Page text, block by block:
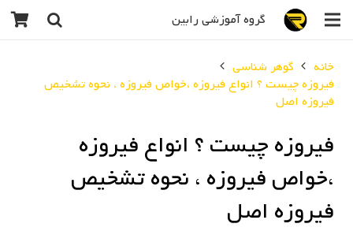
گروه آموزشی رابین
خانه
گوهر شناسی
فیروزه چیست ؟ انواع فیروزه ،خواص فیروزه ، نحوه تشخیص
فیروزه اصل
فیروزه چیست ؟ انواع فیروزه
،خواص فیروزه ، نحوه تشخیص
فیروزه اصل